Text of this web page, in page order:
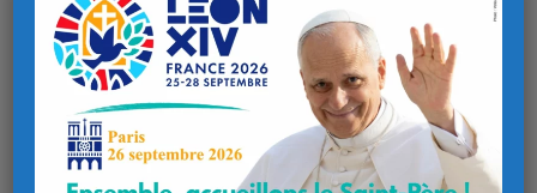
Cathédrale de saint-Pol-de-Léon
à 20h30
12 août
Chapelle sainte-Anne-la-Palud